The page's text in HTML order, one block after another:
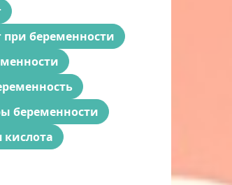
при беременности
беременности